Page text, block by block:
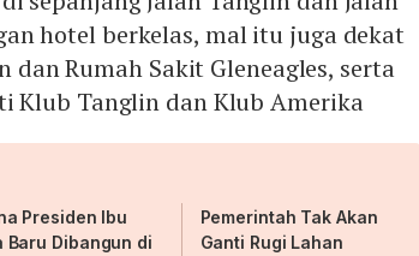
hotel berkelas, mal itu juga dekat
dan Rumah Sakit Gleneagles, serta
Klub Tanglin dan Klub Amerika
Presiden Ibu
Baru Dibangun di
Pemerintah Tak Akan
Ganti Rugi Lahan